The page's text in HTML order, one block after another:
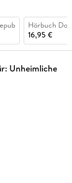
Hörbuch
16,95 €
Unheimliche